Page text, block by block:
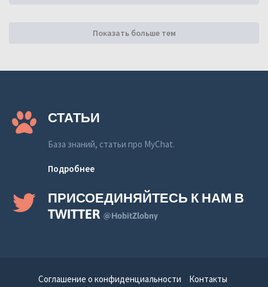
Показать больше тем
СТАТЬИ
База знаний, статьи про MyChat.
Подробнее
ПРИСОЕДИНЯЙТЕСЬ К НАМ В
TWITTER @HobitZlobny
Соглашение о конфиденциальности Контакты